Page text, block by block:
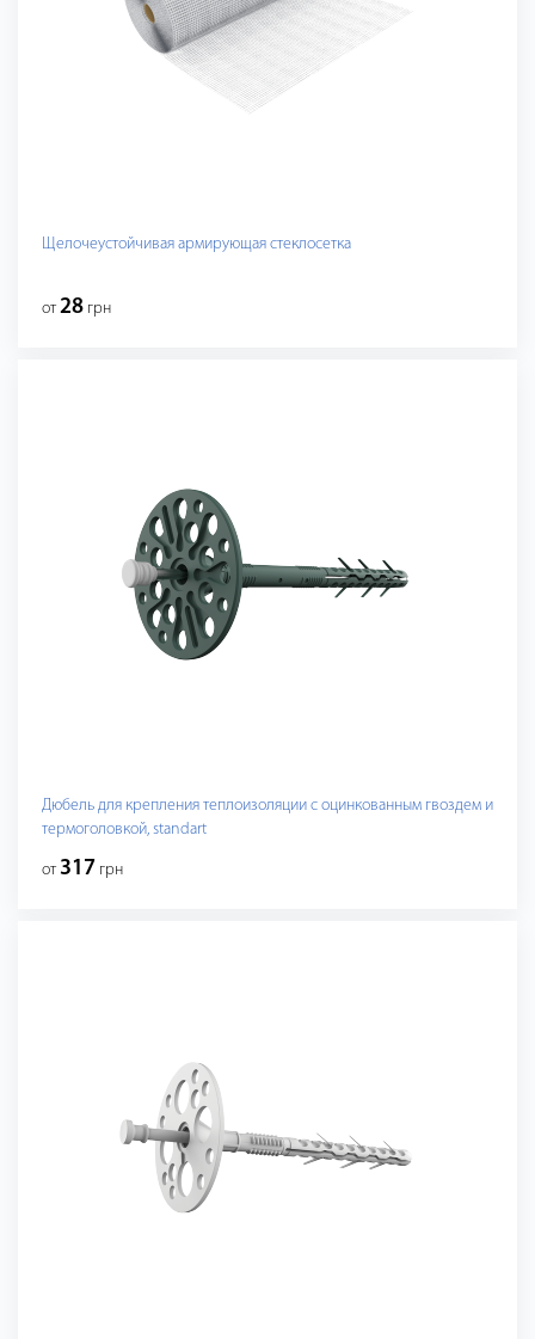
Щелочеустойчивая армирующая стеклосетка
от28 грн
Дюбель для крепления теплоизоляции с оцинкованным гвоздем и
термоголовкой, standart
от 317 грн